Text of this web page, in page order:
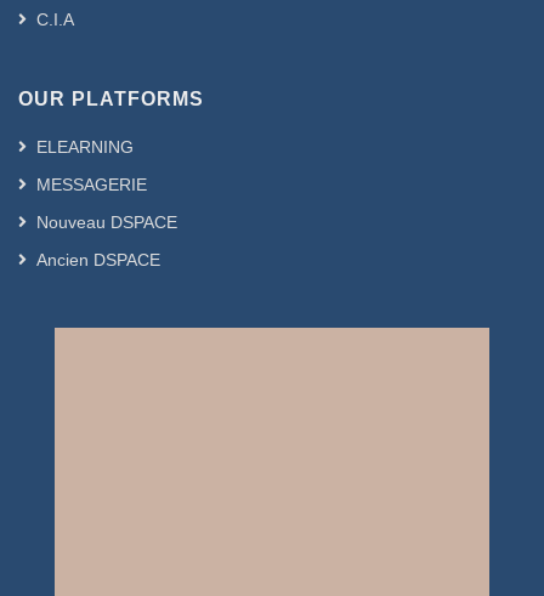
C.I.A
OUR PLATFORMS
ELEARNING
MESSAGERIE
Nouveau DSPACE
Ancien DSPACE